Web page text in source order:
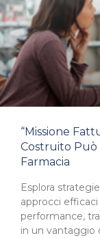
“Missione
Costruito Può
Farmacia
Esplora
approcci
performance,
in un vantaggio